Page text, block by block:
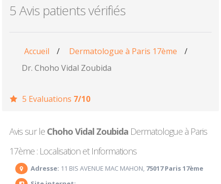
5 Avis patients vérifiés
Accueil / Dermatologue à Paris 17ème
/
Dr. Choho Vidal Zoubida
5 Evaluations 7/10
Avis sur le Choho Vidal Zoubida Dermatologue à Paris
17ème : Localisation et Informations
Adresse: 11 BIS AVENUE MAC MAHON, 75017 Paris 17ème